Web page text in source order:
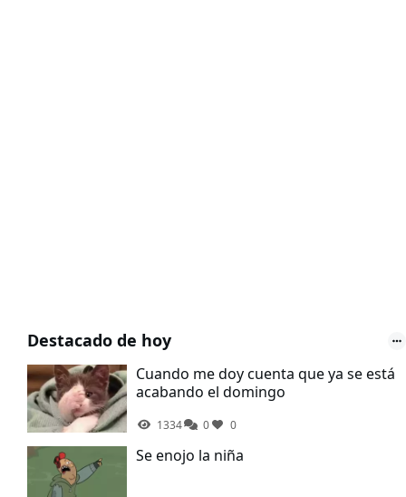
Destacado de hoy
Cuando me doy cuenta que ya se está
acabando el domingo
1334 0 0
Se enojo la niña